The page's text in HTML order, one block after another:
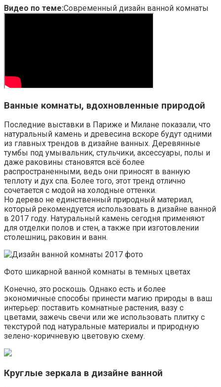
Видео по теме:Современный дизайн ванной комнаты
Ванные комнаты, вдохновленные природой
Последние выставки в Париже и Милане показали, что
натуральный камень и древесина вскоре будут одними
из главных трендов в дизайне ванных. Деревянные
тумбы под умывальник, стульчики, аксессуары, полы и
даже раковины становятся всё более
распространенными, ведь они приносят в ванную
теплоту и дух спа. Более того, этот тренд отлично
сочетается с модой на холодные оттенки.
Но дерево не единственный природный материал,
который рекомендуется использовать в дизайне ванной
в 2017 году. Натуральный камень сегодня применяют
для отделки полов и стен, а также при изготовлении
столешниц, раковин и ванн.
Фото шикарной ванной комнаты в темных цветах
Конечно, это роскошь. Однако есть и более
экономичные способы принести магию природы в ваш
интерьер: поставить комнатные растения, вазу с
цветами, зажечь свечи или же использовать плитку с
текстурой под натуральные материалы и природную
зелено-коричневую цветовую схему.
Круглые зеркала в дизайне ванной